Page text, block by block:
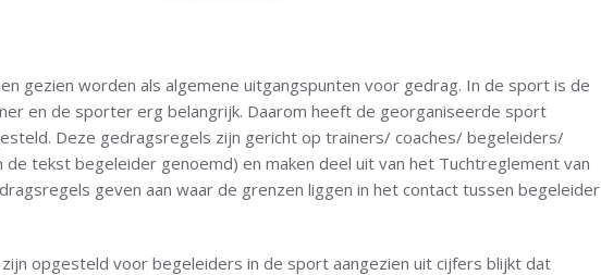
gezien worden als algemene uitgangspunten voor gedrag. In de sport is de
en de sporter erg belangrijk. Daarom heeft de georganiseerde sport
Deze gedragsregels zijn gericht op trainers/ coaches/ begeleiders/
de tekst begeleider genoemd) en maken deel uit van het Tuchtreglement van
geven aan waar de grenzen liggen in het contact tussen begeleider
opgesteld voor begeleiders in de sport aangezien uit cijfers blijkt dat